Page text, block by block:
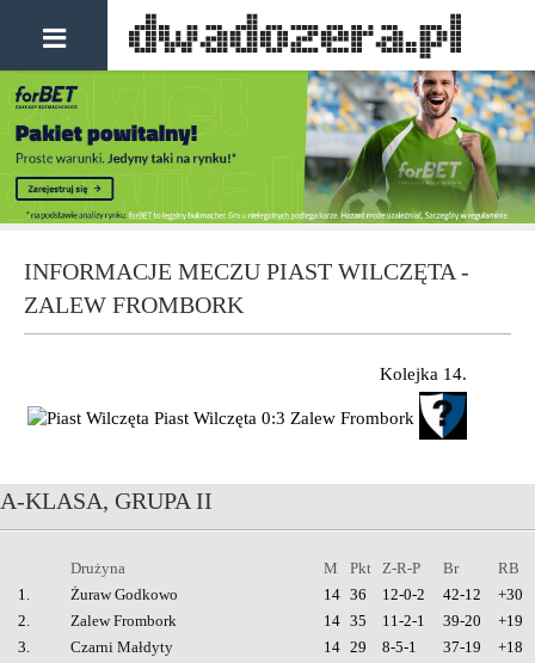
INFORMACJE MECZU PIAST WILCZĘTA -
ZALEW FROMBORK
Kolejka 14.
Piast Wilczęta 0:3 Zalew Frombork
A-KLASA, GRUPA II
Drużyna M Pkt Z-R-P Br
RB
1.
Żuraw Godkowo 14 36 12-0-2 42-12
+30
2.
Zalew Frombork 14 35 11-2-1 39-20
+19
3.
Czarni Małdyty 14 29 8-5-1 37-19
+18